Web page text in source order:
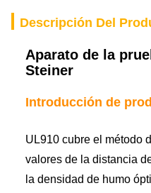
Descripción Del
Aparato de la
Steiner
Introducción de
UL910 cubre el método
valores de la distancia
la densidad de humo